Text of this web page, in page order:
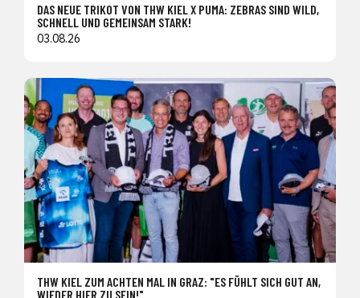
DAS NEUE TRIKOT VON THW KIEL X PUMA: ZEBRAS SIND WILD,
SCHNELL UND GEMEINSAM STARK!
03.08.26
THW KIEL ZUM ACHTEN MAL IN GRAZ: "ES FÜHLT SICH GUT AN,
WIEDER HIER ZU SEIN!"